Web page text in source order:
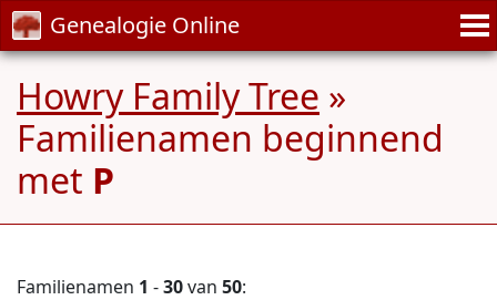
Genealogie Online
Howry Family Tree »
Familienamen beginnend
met P
Familienamen 1 -30van 50: